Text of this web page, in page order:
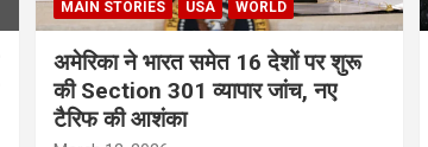
MAIN STORIES
USA WORLD
अमेरिका ने भारत समेत 16 देशों पर शुरू
की Section 301 व्यापार जांच, नए
टैरिफ की आशंका